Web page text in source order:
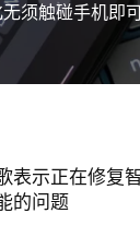
须触碰手机即
表示正在修复
的问题